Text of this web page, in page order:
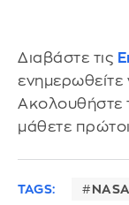
Διαβάστε τις
Ακολουθήστε
μάθετε πρώτοι
TAGS: NASA